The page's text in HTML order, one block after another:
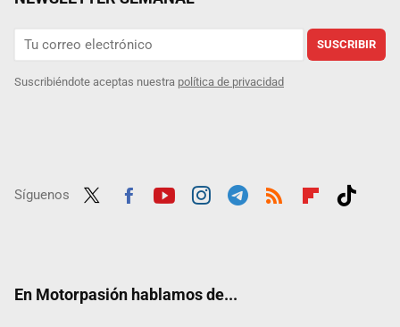
SUSCRIBIR
Suscribiéndote aceptas nuestra política de privacidad
Síguenos
En Motorpasión hablamos de...